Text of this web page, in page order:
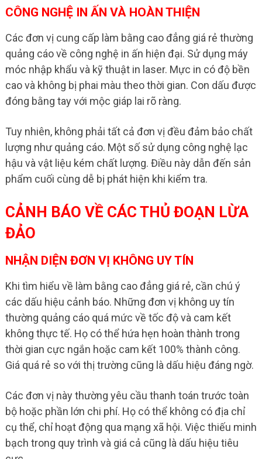
CÔNG NGHỆ IN ẤN VÀ HOÀN THIỆN
Các đơn vị cung cấp làm bằng cao đẳng giá rẻ thường
quảng cáo về công nghệ in ấn hiện đại. Sử dụng máy
móc nhập khẩu và kỹ thuật in laser. Mực in có độ bền
cao và không bị phai màu theo thời gian. Con dấu được
đóng bằng tay với mộc giáp lai rõ ràng.
Tuy nhiên, không phải tất cả đơn vị đều đảm bảo chất
lượng như quảng cáo. Một số sử dụng công nghệ lạc
hậu và vật liệu kém chất lượng. Điều này dẫn đến sản
phẩm cuối cùng dễ bị phát hiện khi kiểm tra.
CẢNH BÁO VỀ CÁC THỦ ĐOẠN LỪA
ĐẢO
NHẬN DIỆN ĐƠN VỊ KHÔNG UY TÍN
Khi tìm hiểu về làm bằng cao đẳng giá rẻ, cần chú ý
các dấu hiệu cảnh báo. Những đơn vị không uy tín
thường quảng cáo quá mức về tốc độ và cam kết
không thực tế. Họ có thể hứa hẹn hoàn thành trong
thời gian cực ngắn hoặc cam kết 100% thành công.
Giá quá rẻ so với thị trường cũng là dấu hiệu đáng ngờ.
Các đơn vị này thường yêu cầu thanh toán trước toàn
bộ hoặc phần lớn chi phí. Họ có thể không có địa chỉ
cụ thể, chỉ hoạt động qua mạng xã hội. Việc thiếu minh
bạch trong quy trình và giá cả cũng là dấu hiệu tiêu